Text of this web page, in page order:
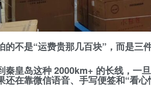
的不是“运费贵那几百块”，而是三
秦皇岛这种 2000km+ 的长线，一
还在靠微信语音、手写便签和“看